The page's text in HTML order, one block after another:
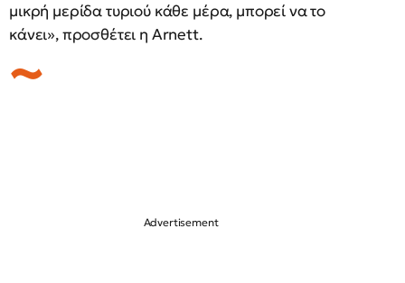
μικρή μερίδα τυριού κάθε μέρα, μπορεί να το
κάνει», προσθέτει η Arnett.